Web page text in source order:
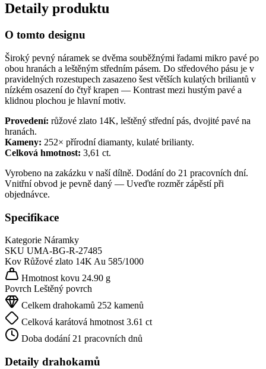
Detaily produktu
O tomto designu
Široký pevný náramek se dvěma souběžnými řadami mikro pavé po
obou hranách a leštěným středním pásem. Do středového pásu je v
pravidelných rozestupech zasazeno šest větších kulatých briliantů v
nízkém osazení do čtyř krapen — Kontrast mezi hustým pavé a
klidnou plochou je hlavní motiv.
Provedení: růžové zlato 14K, leštěný střední pás, dvojité pavé na
hranách.
Kameny: 252× přírodní diamanty, kulaté brilianty.
Celková hmotnost: 3,61 ct.
Vyrobeno na zakázku v naší dílně. Dodání do 21 pracovních dní.
Vnitřní obvod je pevně daný — Uveďte rozměr zápěstí při
objednávce.
Specifikace
Kategorie Náramky
SKU UMA-BG-R-27485
Kov Růžové zlato 14KAu 585/1000
Hmotnost kovu 24.90 g
Povrch Leštěný povrch
Celkem drahokamů 252 kamenů
Celková karátová hmotnost 3.61 ct
Doba dodání 21 pracovních dnů
Detaily drahokamů